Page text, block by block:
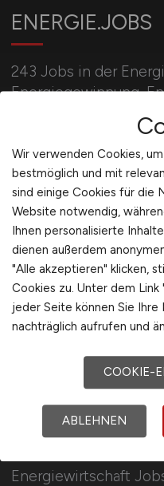
ENERGIE.JOBS
243 Jobs in der
Energiegewinnung,
und
Energiespeicherung.
Für Arbeitnehmer
Energiewirtschaft
Für Arbeitgeber
Stellenanzeigen
Mediadaten &
Arbeitgeber Seite
Arbeitgeber Kontakt
Karrierenetzwerk
Wir verwenden Cookies,
bestmöglich und mit
sind einige Cookies für die
Website notwendig,
Ihnen personalisierte
dienen außerdem
"Alle akzeptieren" klicken,
Cookies zu. Unter dem
jeder Seite können Sie
nachträglich aufrufen und
COOKIE-
ABLEHNEN